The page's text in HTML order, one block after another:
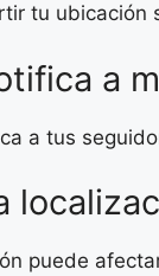
tu ubicación
a
a tus
puede